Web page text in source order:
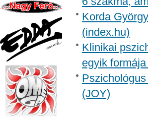
Korda
(index.hu)
Klinikai
egyik
(JOY)